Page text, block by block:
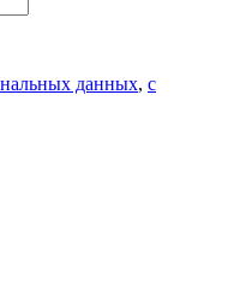
данных, с